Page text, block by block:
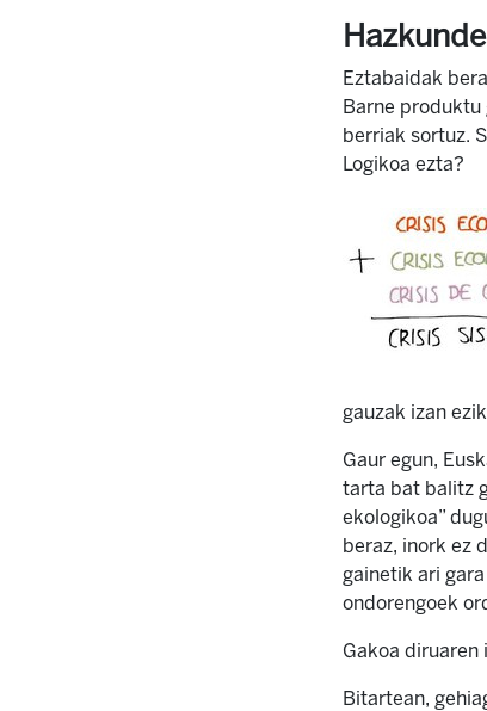
Eztabaidak
Barne
berriak sortuz.
Logikoa ezta?
gauzak izan
Gaur egun,
tarta bat balitz
ekologikoa”
beraz, inork ez
gainetik ari
ondorengoek
Gakoa
Bitartean,